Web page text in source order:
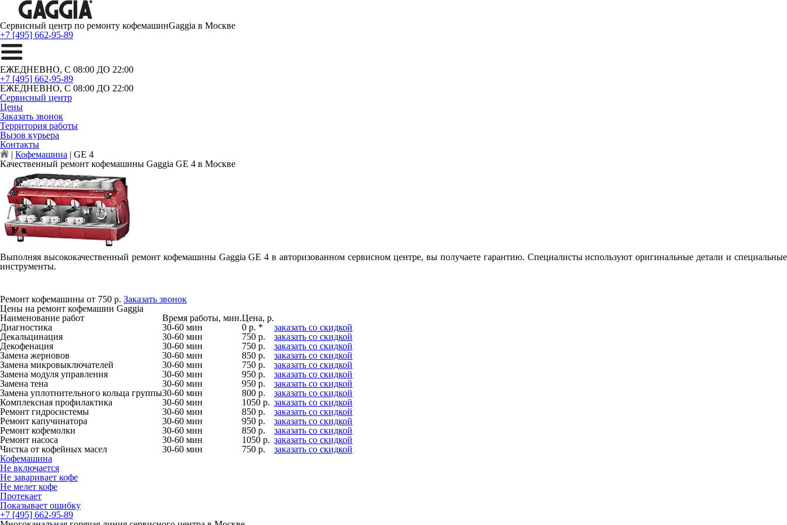
Сервисный центр по ремонту кофемашинGaggia в Москве
+7 [495] 662-95-89
ЕЖЕДНЕВНО, С 08:00 ДО 22:00
+7 [495] 662-95-89
ЕЖЕДНЕВНО, С 08:00 ДО 22:00
Сервисный центр
Цены
Заказать звонок
Территория работы
Вызов курьера
Контакты
| Кофемашина | GE 4
Качественный ремонт кофемашины Gaggia GE 4 в Москве
Выполняя высококачественный ремонт кофемашины Gaggia GE 4 в авторизованном сервисном центре, вы получаете гарантию. Специалисты используют оригинальные детали и специальные
инструменты.
Ремонт кофемашины от 750 р. Заказать звонок
Цены на ремонт кофемашин Gaggia
Наименование работ
Время работы, мин.Цена, р.
Диагностика
30-60 мин 0 р. *
заказать со скидкой
Декальцинация
30-60 мин 750 р.
заказать со скидкой
Декофенация
30-60 мин 750 р.
заказать со скидкой
Замена жерновов
30-60 мин 850 р.
заказать со скидкой
Замена микровыключателей
30-60 мин 750 р.
заказать со скидкой
Замена модуля управления
30-60 мин 950 р.
заказать со скидкой
Замена тена
30-60 мин 950 р.
заказать со скидкой
Замена уплотнительного кольца группы30-60 мин 800 р.
заказать со скидкой
Комплексная профилактика
30-60 мин 1050 р. заказать со скидкой
Ремонт гидросистемы
30-60 мин 850 р.
заказать со скидкой
Ремонт капучинатора
30-60 мин 950 р.
заказать со скидкой
Ремонт кофемолки
30-60 мин 850 р.
заказать со скидкой
Ремонт насоса
30-60 мин 1050 р. заказать со скидкой
Чистка от кофейных масел
30-60 мин 750 р.
заказать со скидкой
Кофемашина
Не включается
Не заваривает кофе
Не мелет кофе
Протекает
Показывает ошибку
+7 [495] 662-95-89